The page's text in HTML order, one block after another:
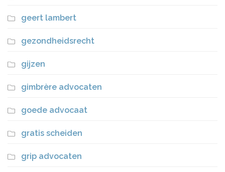
geert lambert
gezondheidsrecht
gijzen
gimbrère advocaten
goede advocaat
gratis scheiden
grip advocaten